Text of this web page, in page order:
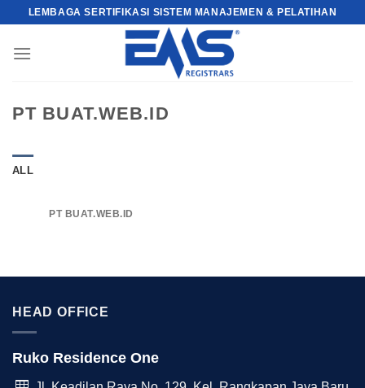
content
LEMBAGA SERTIFIKASI SISTEM MANAJEMEN & PELATIHAN
PT BUAT.WEB.ID
ALL
PT BUAT.WEB.ID
HEAD OFFICE
Ruko Residence One